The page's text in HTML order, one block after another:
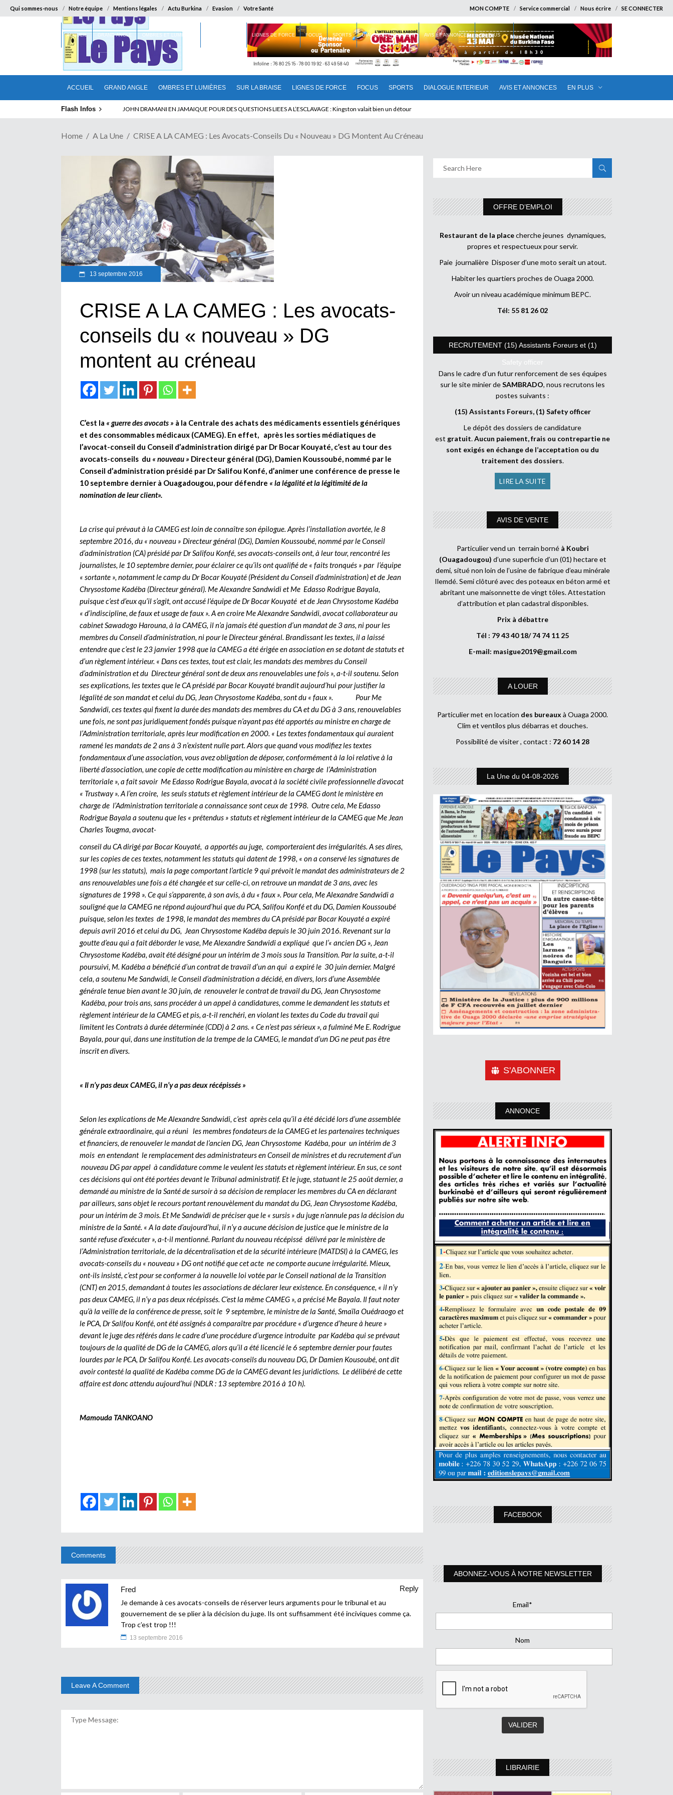
Qui sommes-nous Notre équipe Mentions légales Actu Burkina Evasion Votre Santé MON COMPTE Service commercial Nous écrire SE CONNECTER
ACCUEIL GRAND ANGLE OMBRES ET LUMIÈRES SUR LA BRAISE LIGNES DE FORCE FOCUS SPORTS DIALOGUE INTERIEUR AVIS ET ANNONCES EN PLUS
ACCUEIL GRAND ANGLE OMBRES ET LUMIÈRES LIGNES DE FORCE FOCUS SPORTS DIALOGUE INTERIEUR AVIS ET ANNONCES EN PLUS
Flash Infos ELECTION DE TALON A LA TETE DU SENAT BENINOIS : Quand Patrice quitte le pouvoir sans partir !
Home A La Une CRISE A LA CAMEG : Les Avocats-Conseils Du « Nouveau » DG Montent Au Créneau
13 septembre 2016
CRISE A LA CAMEG : Les avocats-
conseils du « nouveau » DG
montent au créneau
C’est la « guerre des avocats » à la Centrale des achats des médicaments essentiels génériques
et des consommables médicaux (CAMEG). En effet, après les sorties médiatiques de
l’avocat-conseil du Conseil d’administration dirigé par Dr Bocar Kouyaté, c’est au tour des
avocats-conseils du « nouveau » Directeur général (DG), Damien Koussoubé, nommé par le
Conseil d’administration présidé par Dr Salifou Konfé, d’animer une conférence de presse le
10 septembre dernier à Ouagadougou, pour défendre « la légalité et la légitimité de la
nomination de leur client».
La crise qui prévaut à la CAMEG est loin de connaître son épilogue. Après l’installation avortée, le 8
septembre 2016, du « nouveau » Directeur général (DG), Damien Koussoubé, nommé par le Conseil
d’administration (CA) présidé par Dr Salifou Konfé, ses avocats-conseils ont, à leur tour, rencontré les
journalistes, le 10 septembre dernier, pour éclairer ce qu’ils ont qualifié de « faits tronqués » par l’équipe
« sortante », notamment le camp du Dr Bocar Kouyaté (Président du Conseil d’administration) et de Jean
Chrysostome Kadéba (Directeur général). Me Alexandre Sandwidi et Me Edasso Rodrigue Bayala,
puisque c’est d’eux qu’il s’agit, ont accusé l’équipe de Dr Bocar Kouyaté et de Jean Chrysostome Kadéba
« d’indiscipline, de faux et usage de faux ». A en croire Me Alexandre Sandwidi, avocat collaborateur au
cabinet Sawadogo Harouna, à la CAMEG, il n’a jamais été question d’un mandat de 3 ans, ni pour les
membres du Conseil d’administration, ni pour le Directeur général. Brandissant les textes, il a laissé
entendre que c’est le 23 janvier 1998 que la CAMEG a été érigée en association en se dotant de statuts et
d’un règlement intérieur. « Dans ces textes, tout est clair, les mandats des membres du Conseil
d’administration et du Directeur général sont de deux ans renouvelables une fois », a-t-il soutenu. Selon
ses explications, les textes que le CA présidé par Bocar Kouyaté brandit aujourd’hui pour justifier la
légalité de son mandat et celui du DG, Jean Chrysostome Kadéba, sont du « faux ». Pour Me
Sandwidi, ces textes qui fixent la durée des mandats des membres du CA et du DG à 3 ans, renouvelables
une fois, ne sont pas juridiquement fondés puisque n’ayant pas été apportés au ministre en charge de
l’Administration territoriale, après leur modification en 2000. « Les textes fondamentaux qui auraient
ramené les mandats de 2 ans à 3 n’existent nulle part. Alors que quand vous modifiez les textes
fondamentaux d’une association, vous avez obligation de déposer, conformément à la loi relative à la
liberté d’association, une copie de cette modification au ministère en charge de l’Administration
territoriale », a fait savoir Me Edasso Rodrigue Bayala, avocat à la société civile professionnelle d’avocat
« Trustway ». A l’en croire, les seuls statuts et règlement intérieur de la CAMEG dont le ministère en
charge de l’Administration territoriale a connaissance sont ceux de 1998. Outre cela, Me Edasso
Rodrigue Bayala a soutenu que les « prétendus » statuts et règlement intérieur de la CAMEG que Me Jean
Charles Tougma, avocat-
conseil du CA dirigé par Bocar Kouyaté, a apportés au juge, comporteraient des irrégularités. A ses dires,
sur les copies de ces textes, notamment les statuts qui datent de 1998, « on a conservé les signatures de
1998 (sur les statuts), mais la page comportant l’article 9 qui prévoit le mandat des administrateurs de 2
ans renouvelables une fois a été changée et sur celle-ci, on retrouve un mandat de 3 ans, avec les
signatures de 1998 ». Ce qui s’apparente, à son avis, à du « faux ». Pour cela, Me Alexandre Sandwidi a
souligné que la CAMEG ne répond aujourd’hui que du PCA, Salifou Konfé et du DG, Damien Koussoubé
puisque, selon les textes de 1998, le mandat des membres du CA présidé par Bocar Kouyaté a expiré
depuis avril 2016 et celui du DG, Jean Chrysostome Kadéba depuis le 30 juin 2016. Revenant sur la
goutte d’eau qui a fait déborder le vase, Me Alexandre Sandwidi a expliqué que l’« ancien DG », Jean
Chrysostome Kadéba, avait été désigné pour un intérim de 3 mois sous la Transition. Par la suite, a-t-il
poursuivi, M. Kadéba a bénéficié d’un contrat de travail d’un an qui a expiré le 30 juin dernier. Malgré
cela, a soutenu Me Sandwidi, le Conseil d’administration a décidé, en divers, lors d’une Assemblée
générale tenue bien avant le 30 juin, de renouveler le contrat de travail du DG, Jean Chrysostome
Kadéba, pour trois ans, sans procéder à un appel à candidatures, comme le demandent les statuts et
règlement intérieur de la CAMEG et pis, a-t-il renchéri, en violant les textes du Code du travail qui
limitent les Contrats à durée déterminée (CDD) à 2 ans. « Ce n’est pas sérieux », a fulminé Me E. Rodrigue
Bayala, pour qui, dans une institution de la trempe de la CAMEG, le mandat d’un DG ne peut pas être
inscrit en divers.
« Il n’y pas deux CAMEG, il n’y a pas deux récépissés »
Selon les explications de Me Alexandre Sandwidi, c’est après cela qu’il a été décidé lors d’une assemblée
générale extraordinaire, qui a réuni les membres fondateurs de la CAMEG et les partenaires techniques
et financiers, de renouveler le mandat de l’ancien DG, Jean Chrysostome Kadéba, pour un intérim de 3
mois en entendant le remplacement des administrateurs en Conseil de ministres et du recrutement d’un
nouveau DG par appel à candidature comme le veulent les statuts et règlement intérieur. En sus, ce sont
ces décisions qui ont été portées devant le Tribunal administratif. Et le juge, statuant le 25 août dernier, a
demandé au ministre de la Santé de sursoir à sa décision de remplacer les membres du CA en déclarant
par ailleurs, sans objet le recours portant renouvèlement du mandat du DG, Jean Chrysostome Kadéba,
pour un intérim de 3 mois. Et Me Sandwidi de préciser que le « sursis » du juge n’annule pas la décision du
ministre de la Santé. « A la date d’aujourd’hui, il n’y a aucune décision de justice que le ministre de la
santé refuse d’exécuter », a-t-il mentionné. Parlant du nouveau récépissé délivré par le ministère de
l’Administration territoriale, de la décentralisation et de la sécurité intérieure (MATDSI) à la CAMEG, les
avocats-conseils du « nouveau » DG ont notifié que cet acte ne comporte aucune irrégularité. Mieux,
ont-ils insisté, c’est pour se conformer à la nouvelle loi votée par le Conseil national de la Transition
(CNT) en 2015, demandant à toutes les associations de déclarer leur existence. En conséquence, « il n’y
pas deux CAMEG, il n’y a pas deux récépissés. C’est la même CAMEG », a précisé Me Bayala. Il faut noter
qu’à la veille de la conférence de presse, soit le 9 septembre, le ministre de la Santé, Smaïla Ouédraogo et
le PCA, Dr Salifou Konfé, ont été assignés à comparaître par procédure « d’urgence d’heure à heure »
devant le juge des référés dans le cadre d’une procédure d’urgence introduite par Kadéba qui se prévaut
toujours de la qualité de DG de la CAMEG, alors qu’il a été licencié le 6 septembre dernier pour fautes
lourdes par le PCA, Dr Salifou Konfé. Les avocats-conseils du nouveau DG, Dr Damien Kousoubé, ont dit
avoir contesté la qualité de Kadéba comme DG de la CAMEG devant les juridictions. Le délibéré de cette
affaire est donc attendu aujourd’hui (NDLR : 13 septembre 2016 à 10 h).
Mamouda TANKOANO
Comments
Fred
Reply
Je demande à ces avocats-conseils de réserver leurs arguments pour le tribunal et au
gouvernement de se plier à la décision du juge. Ils ont suffisamment été inciviques comme ça.
Trop c’est trop !!!
13 septembre 2016
Leave A Comment
OFFRE D’EMPLOI
Restaurant de la placecherche jeunes dynamiques,
propres et respectueux pour servir.
Paie journalière Disposer d’une moto serait un atout.
Habiter les quartiers proches de Ouaga 2000.
Avoir un niveau académique minimum BEPC.
Tél: 55 81 26 02
RECRUTEMENT (15) Assistants Foreurs et (1)
Safety officer
Dans le cadre d’un futur renforcement de ses équipes
sur le site minier deSAMBRADO, nous recrutons les
postes suivants :
(15) Assistants Foreurs, (1) Safety officer
Le dépôt des dossiers de candidature
est gratuit.Aucun paiement, frais ou contrepartie ne
sont exigés en échange de l’acceptation ou du
traitement des dossiers.
LIRE LA SUITE
AVIS DE VENTE
Particulier vend un terrain borné à Koubri
(Ouagadougou) d’une superficie d’un (01) hectare et
demi, situé non loin de l’usine de fabrique d’eau minérale
Ilemdé. Semi clôturé avec des poteaux en béton armé et
abritant une maisonnette de vingt tôles. Attestation
d’attribution et plan cadastral disponibles.
Prix à débattre
Tél : 79 43 40 18/ 74 74 11 25
E-mail: masigue2019@gmail.com
A LOUER
Particulier met en location des bureaux à Ouaga 2000.
Clim et ventilos plus débarras et douches.
Possibilité de visiter , contact : 72 60 14 28
La Une du 04-08-2026
S'ABONNER
ANNONCE
FACEBOOK
ABONNEZ-VOUS À NOTRE NEWSLETTER
Email*
Nom
LIBRAIRIE